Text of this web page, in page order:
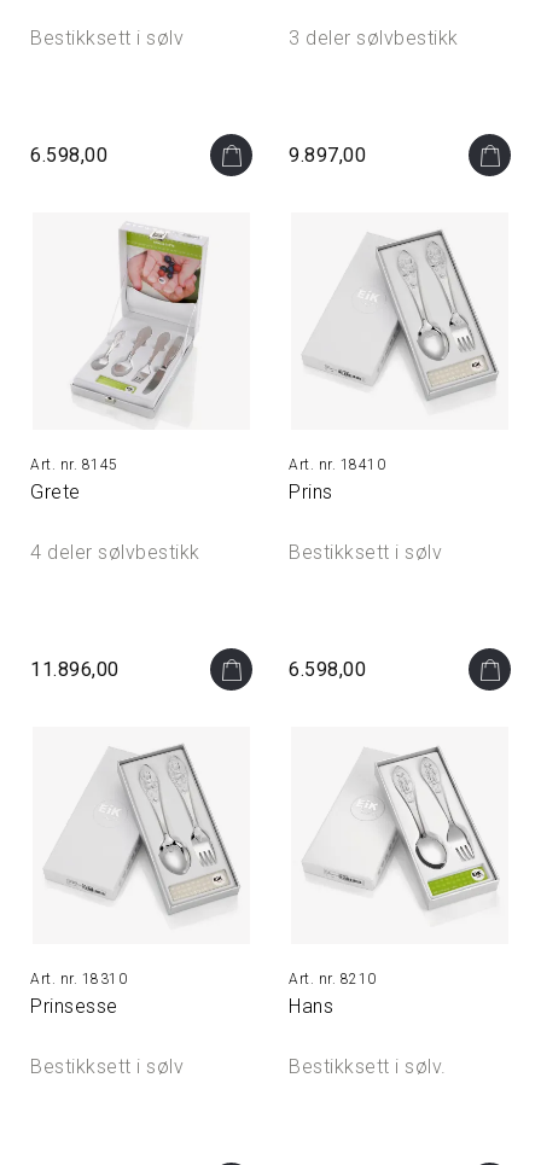
Bestikksett i sølv
6.598,00
3 deler sølvbestikk
9.897,00
8145
Grete
4 deler sølvbestikk
11.896,00
18410
Prins
Bestikksett i sølv
6.598,00
18310
Prinsesse
Bestikksett i sølv
8210
Hans
Bestikksett i sølv.